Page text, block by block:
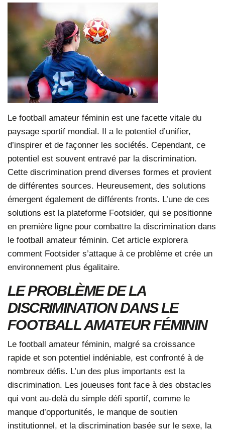
Le football amateur féminin est une facette vitale du
paysage sportif mondial. Il a le potentiel d’unifier,
d’inspirer et de façonner les sociétés. Cependant, ce
potentiel est souvent entravé par la discrimination.
Cette discrimination prend diverses formes et provient
de différentes sources. Heureusement, des solutions
émergent également de différents fronts. L’une de ces
solutions est la plateforme Footsider, qui se positionne
en première ligne pour combattre la discrimination dans
le football amateur féminin. Cet article explorera
comment Footsider s’attaque à ce problème et crée un
environnement plus égalitaire.
LE PROBLÈME DE LA
DISCRIMINATION DANS LE
FOOTBALL AMATEUR FÉMININ
Le football amateur féminin, malgré sa croissance
rapide et son potentiel indéniable, est confronté à de
nombreux défis. L’un des plus importants est la
discrimination. Les joueuses font face à des obstacles
qui vont au-delà du simple défi sportif, comme le
manque d’opportunités, le manque de soutien
institutionnel, et la discrimination basée sur le sexe, la